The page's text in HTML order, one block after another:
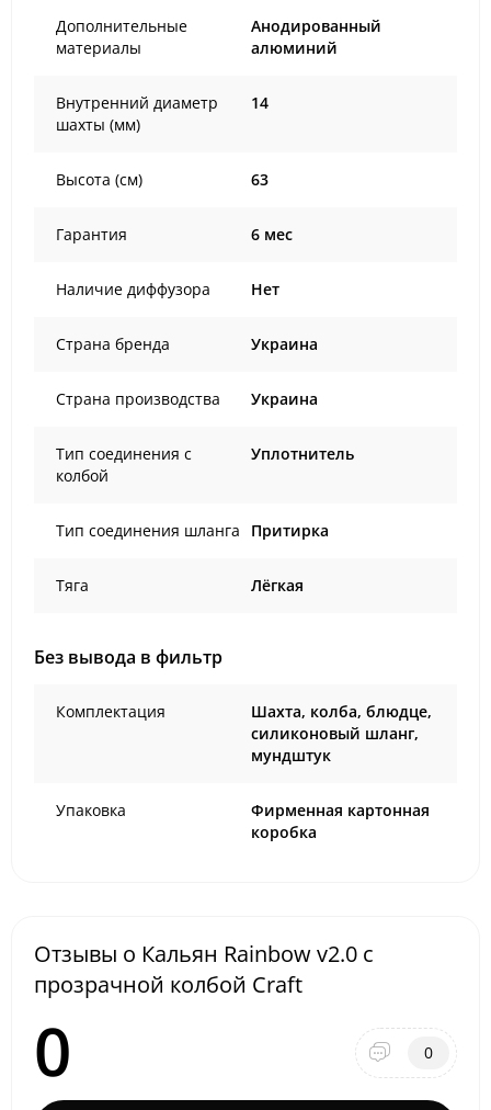
Дополнительные
материалы
Анодированный
алюминий
Внутренний диаметр
шахты (мм)
14
Высота (см) 63
Гарантия 6 мес
Наличие диффузора Нет
Страна бренда Украина
Страна производства Украина
Тип соединения с
колбой
Уплотнитель
Тип соединения шланга Притирка
Тяга Лёгкая
Без вывода в фильтр
Комплектация
Шахта, колба, блюдце,
силиконовый шланг,
мундштук
Упаковка
Фирменная картонная
коробка
Отзывы о Кальян Rainbow v2.0 с
прозрачной колбой Craft
0 0